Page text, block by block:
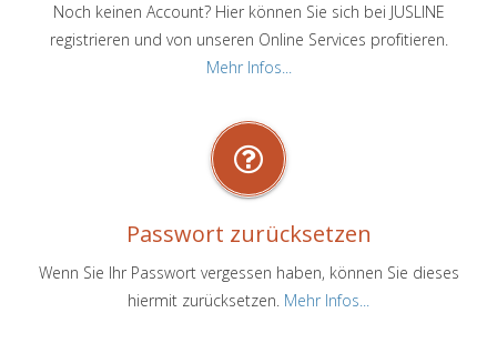
Noch keinen Account? Hier können Sie sich bei JUSLINE
registrieren und von unseren Online Services profitieren.
Mehr Infos...
Passwort zurücksetzen
Wenn Sie Ihr Passwort vergessen haben, können Sie dieses
hiermit zurücksetzen. Mehr Infos...